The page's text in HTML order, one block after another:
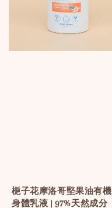
梔子花摩洛哥堅果油有機
身體乳液 | 97%天然成分